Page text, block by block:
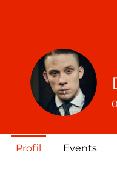
0
Profil Events